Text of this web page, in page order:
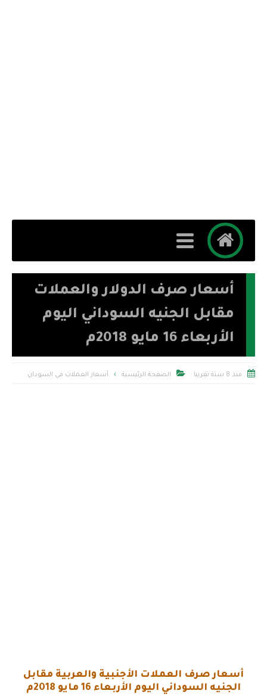
أسعار صرف الدولار والعملات
مقابل الجنيه السوداني اليوم
الأربعاء 16 مايو 2018م
 منذ 8 سنة تقريبا  الصفحة الرئيسية أسعار العملات في السودان
أسعار صرف العملات الأجنبية والعربية مقابل
الجنيه السوداني اليوم الأربعاء 16 مايو 2018م